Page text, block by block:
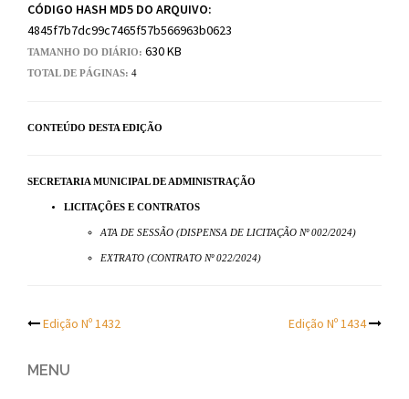
CÓDIGO HASH MD5 DO ARQUIVO:
4845f7b7dc99c7465f57b566963b0623
TAMANHO DO DIÁRIO: 630 KB
TOTAL DE PÁGINAS: 4
CONTEÚDO DESTA EDIÇÃO
SECRETARIA MUNICIPAL DE ADMINISTRAÇÃO
LICITAÇÕES E CONTRATOS
ATA DE SESSÃO (DISPENSA DE LICITAÇÃO Nº 002/2024)
EXTRATO (CONTRATO Nº 022/2024)
Post
navigation
Edição Nº 1432 Edição Nº 1434
MENU